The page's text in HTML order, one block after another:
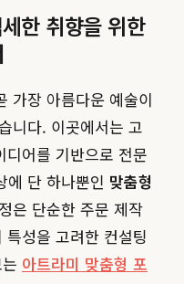
한 취향을 위한
가장 아름다운 예술이
니다. 이곳에서는 고
어를 기반으로 전문
에 단 하나뿐인 맞춤형
은 단순한 주문 제작
성을 고려한 컨설팅
아트라미 맞춤형 포